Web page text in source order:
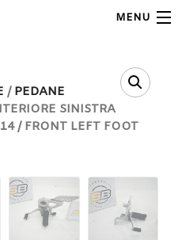
MENU
/ PEDANE
SINISTRA
/ FRONT LEFT FOOT